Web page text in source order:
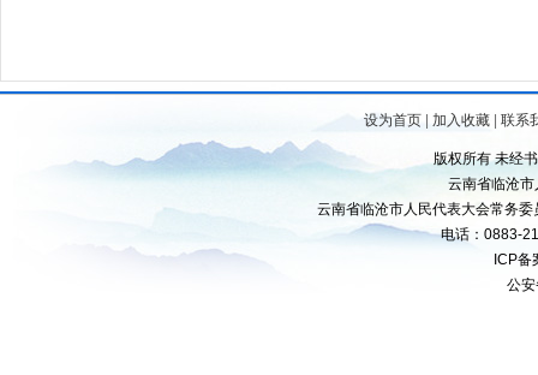
设为首页 加入收藏 联系
版权所有 未经
云南省临沧
云南省临沧市人民代表大会常务
电话：0883-
ICP备
公